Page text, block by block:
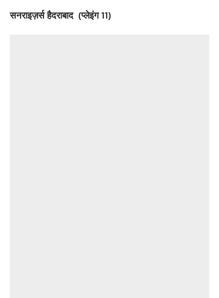
सनराइज़र्स हैदराबाद (प्लेइंग 11)